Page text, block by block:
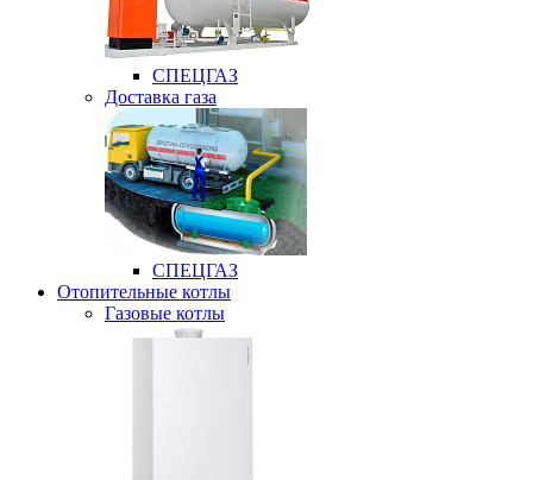
СПЕЦГАЗ
Доставка газа
СПЕЦГАЗ
Отопительные котлы
Газовые котлы